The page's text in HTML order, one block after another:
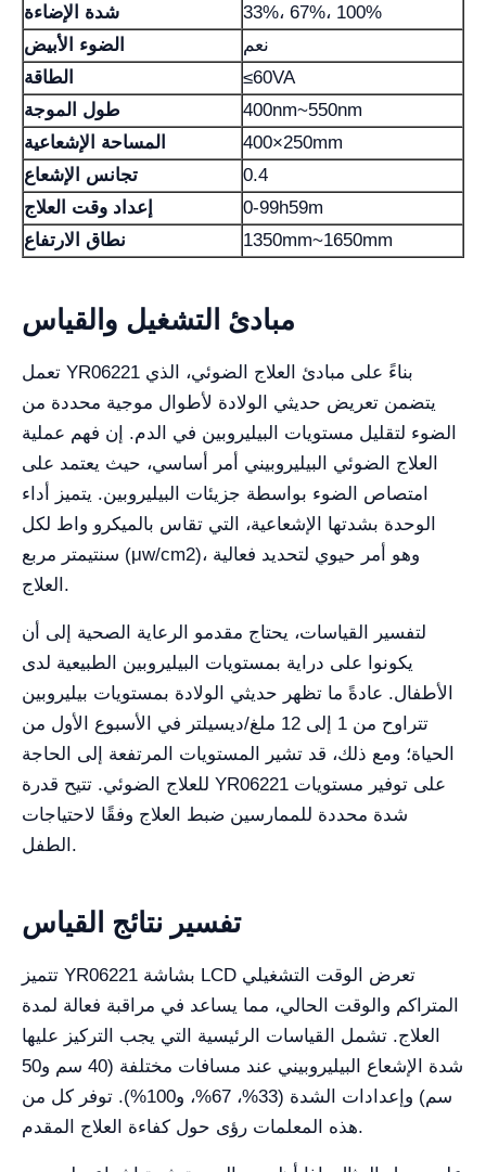
شدة الإضاءة
33%، 67%، 100%
الضوء الأبيض
نعم
الطاقة
≤60VA
طول الموجة
400nm~550nm
المساحة الإشعاعية
400×250mm
تجانس الإشعاع
0.4
إعداد وقت العلاج
0-99h59m
نطاق الارتفاع
1350mm~1650mm
مبادئ التشغيل والقياس
تعمل YR06221 بناءً على مبادئ العلاج الضوئي، الذي
يتضمن تعريض حديثي الولادة لأطوال موجية محددة من
الضوء لتقليل مستويات البيليروبين في الدم. إن فهم عملية
العلاج الضوئي البيليروبيني أمر أساسي، حيث يعتمد على
امتصاص الضوء بواسطة جزيئات البيليروبين. يتميز أداء
الوحدة بشدتها الإشعاعية، التي تقاس بالميكرو واط لكل
سنتيمتر مربع (μw/cm2)، وهو أمر حيوي لتحديد فعالية
العلاج.
لتفسير القياسات، يحتاج مقدمو الرعاية الصحية إلى أن
يكونوا على دراية بمستويات البيليروبين الطبيعية لدى
الأطفال. عادةً ما تظهر حديثي الولادة بمستويات بيليروبين
تتراوح من 1 إلى 12 ملغ/ديسيلتر في الأسبوع الأول من
الحياة؛ ومع ذلك، قد تشير المستويات المرتفعة إلى الحاجة
للعلاج الضوئي. تتيح قدرة YR06221 على توفير مستويات
شدة محددة للممارسين ضبط العلاج وفقًا لاحتياجات
الطفل.
تفسير نتائج القياس
تتميز YR06221 بشاشة LCD تعرض الوقت التشغيلي
المتراكم والوقت الحالي، مما يساعد في مراقبة فعالة لمدة
العلاج. تشمل القياسات الرئيسية التي يجب التركيز عليها
شدة الإشعاع البيليروبيني عند مسافات مختلفة (40 سم و50
سم) وإعدادات الشدة (33%، 67%، و100%). توفر كل من
هذه المعلمات رؤى حول كفاءة العلاج المقدم.